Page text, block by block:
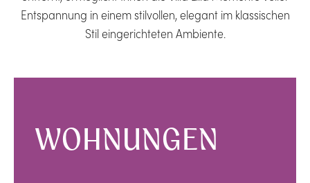
Entspannung in einem stilvollen, elegant im klassischen
Stil eingerichteten Ambiente.
WOHNUNGEN